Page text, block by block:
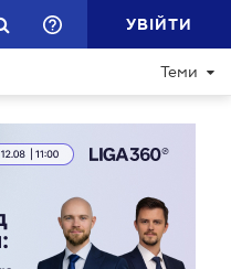
УВІЙТИ
Теми